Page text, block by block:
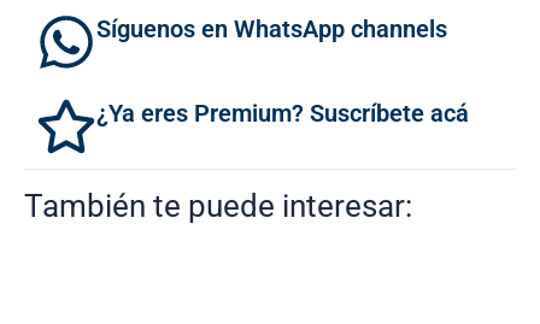
Síguenos en WhatsApp channels
¿Ya eres Premium? Suscríbete acá
También te puede interesar: